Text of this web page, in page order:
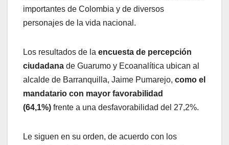
importantes de Colombia y de diversos
personajes de la vida nacional.
Los resultados de la encuesta de percepción
ciudadana de Guarumo y Ecoanalítica ubican al
alcalde de Barranquilla, Jaime Pumarejo, como el
mandatario con mayor favorabilidad
(64,1%) frente a una desfavorabilidad del 27,2%.
Le siguen en su orden, de acuerdo con los